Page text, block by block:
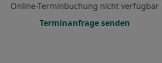
Online-Terminbuchung nicht verfügbar
Terminanfrage senden